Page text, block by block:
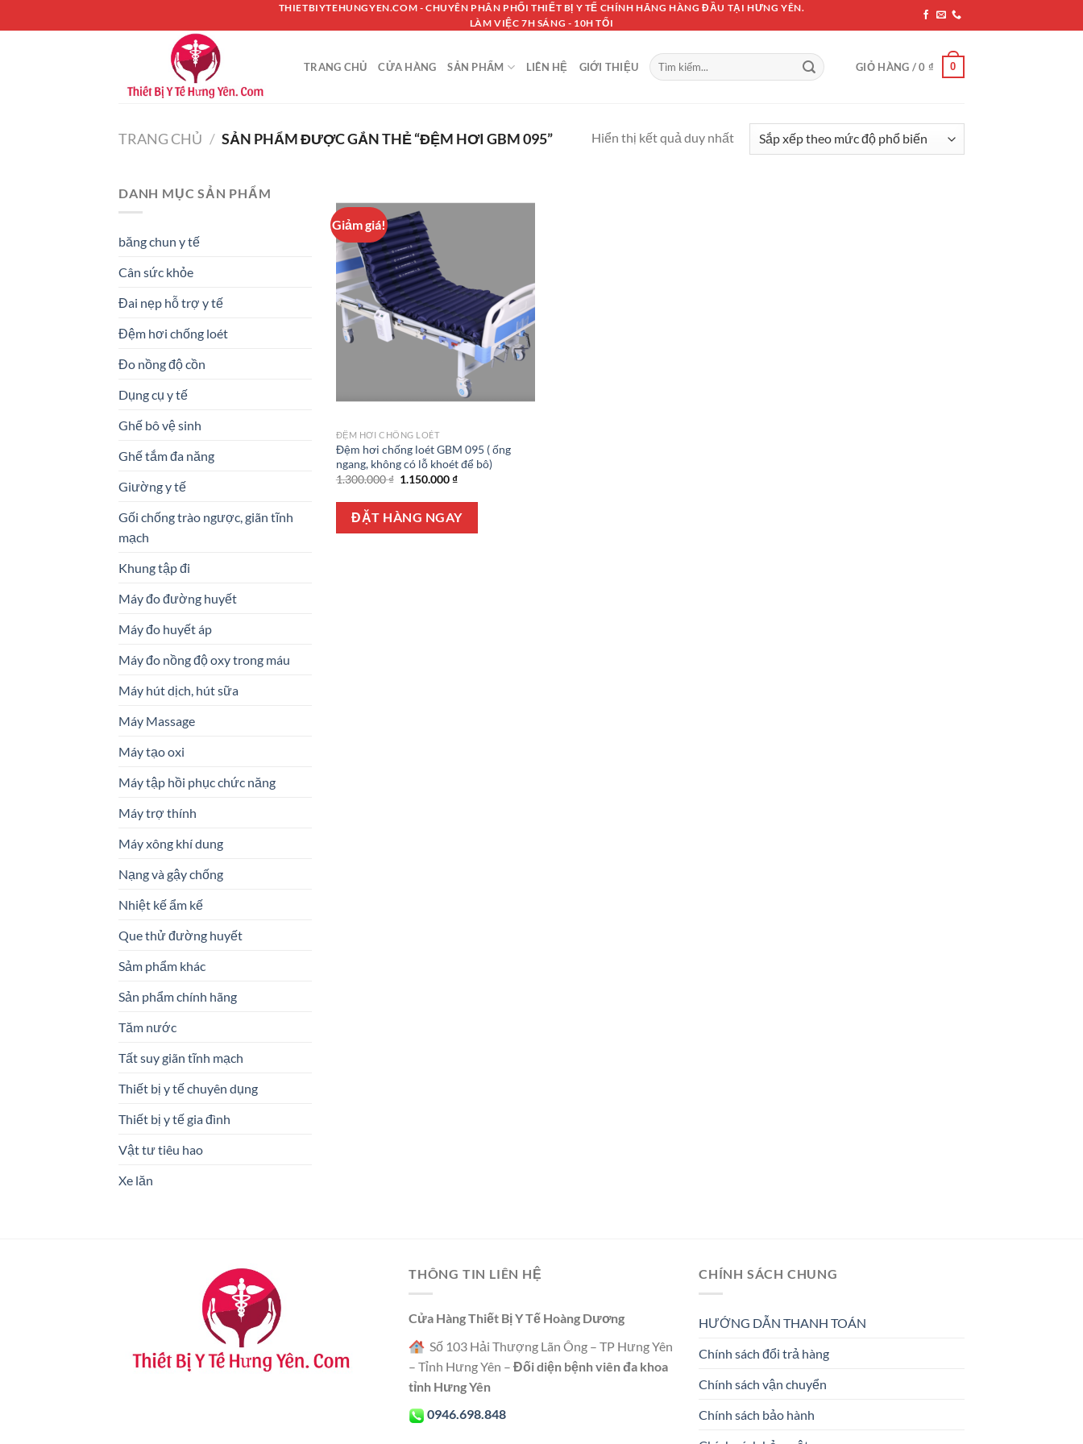
đến
THIETBIYTEHUNGYEN.COM - CHUYÊN PHÂN PHỐI THIẾT BỊ Y TẾ CHÍNH HÃNG HÀNG ĐẦU TẠI HƯNG YÊN.
LÀM VIỆC 7H SÁNG - 10H TỐI
TRANG CHỦ CỬA HÀNG SẢN PHẨM LIÊN HỆ GIỚI THIỆU
Tìm
kiếm:
GIỎ HÀNG /0 ₫ 0
TRANG CHỦ / SẢN PHẨM ĐƯỢC GẮN THẺ “ĐỆM HƠI GBM 095” Hiển thị kết quả duy nhất
DANH MỤC SẢN PHẨM
băng chun y tế
Cân sức khỏe
Đai nẹp hỗ trợ y tế
Đệm hơi chống loét
Đo nồng độ cồn
Dụng cụ y tế
Ghế bô vệ sinh
Ghế tắm đa năng
Giường y tế
Gối chống trào ngược, giãn tĩnh
mạch
Khung tập đi
Máy đo đường huyết
Máy đo huyết áp
Máy đo nồng độ oxy trong máu
Máy hút dịch, hút sữa
Máy Massage
Máy tạo oxi
Máy tập hồi phục chức năng
Máy trợ thính
Máy xông khí dung
Nạng và gậy chống
Nhiệt kế ẩm kế
Que thử đường huyết
Sảm phẩm khác
Sản phẩm chính hãng
Tăm nước
Tất suy giãn tĩnh mạch
Thiết bị y tế chuyên dụng
Thiết bị y tế gia đình
Vật tư tiêu hao
Xe lăn
Giảm giá!
ĐỆM HƠI CHỐNG LOÉT
Đệm hơi chống loét GBM 095 ( ống
ngang, không có lỗ khoét để bô)
1.300.000₫ Giá
là:
1.300.000 ₫.
1.150.000₫Giá
tại
là:
1.150.000 ₫.
ĐẶT HÀNG NGAY
THÔNG TIN LIÊN HỆ
Cửa Hàng Thiết Bị Y Tế Hoàng Dương
Số 103 Hải Thượng Lãn Ông – TP Hưng Yên
– Tỉnh Hưng Yên – Đối diện bệnh viên đa khoa
tỉnh Hưng Yên
0946.698.848
CHÍNH SÁCH CHUNG
HƯỚNG DẪN THANH TOÁN
Chính sách đổi trả hàng
Chính sách vận chuyển
Chính sách bảo hành